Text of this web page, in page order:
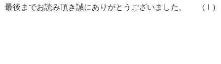
最後までお読み頂き誠にありがとうございました。 (Ｉ)